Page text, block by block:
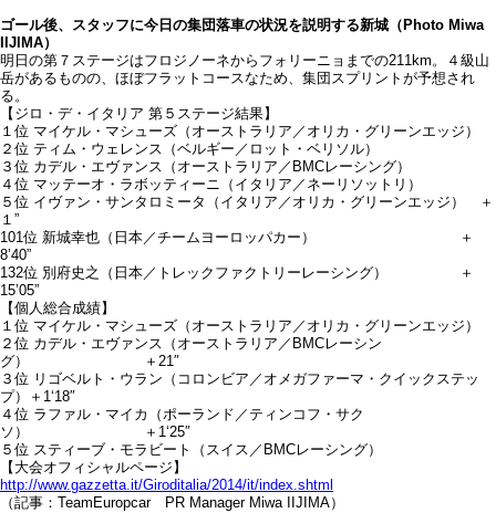
ゴール後、スタッフに今日の集団落車の状況を説明する新城（Photo Miwa
IIJIMA）
明日の第７ステージはフロジノーネからフォリーニョまでの211km。４級山
岳があるものの、ほぼフラットコースなため、集団スプリントが予想され
る。
【ジロ・デ・イタリア 第５ステージ結果】
１位 マイケル・マシューズ（オーストラリア／オリカ・グリーンエッジ）
２位 ティム・ウェレンス（ベルギー／ロット・ベリソル）
３位 カデル・エヴァンス（オーストラリア／BMCレーシング）
４位 マッテーオ・ラボッティーニ（イタリア／ネーリソットリ）
５位 イヴァン・サンタロミータ（イタリア／オリカ・グリーンエッジ） ＋
１”
101位 新城幸也（日本／チームヨーロッパカー） ＋
8’40”
132位 別府史之（日本／トレックファクトリーレーシング） ＋
15’05”
【個人総合成績】
１位 マイケル・マシューズ（オーストラリア／オリカ・グリーンエッジ）
２位 カデル・エヴァンス（オーストラリア／BMCレーシン
グ） ＋21″
３位 リゴベルト・ウラン（コロンビア／オメガファーマ・クイックステッ
プ）＋1‘18″
４位 ラファル・マイカ（ポーランド／ティンコフ・サク
ソ） ＋1‘25″
５位 スティーブ・モラビート（スイス／BMCレーシング）
【大会オフィシャルページ】
http://www.gazzetta.it/Giroditalia/2014/it/index.shtml
（記事：TeamEuropcar PR Manager Miwa IIJIMA）